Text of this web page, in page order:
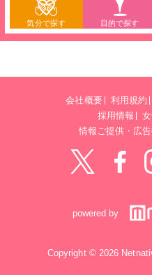
気分で探す 目的で探す
会社概要 利用規約
採用情報
情報ご提供・広
powered by
Copyright © 2026